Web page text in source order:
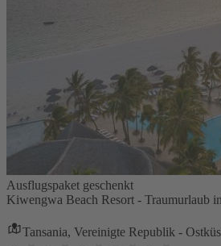
Ausflugspaket geschenkt
Kiwengwa Beach Resort - Traumurlaub
Tansania, Vereinigte Republik -